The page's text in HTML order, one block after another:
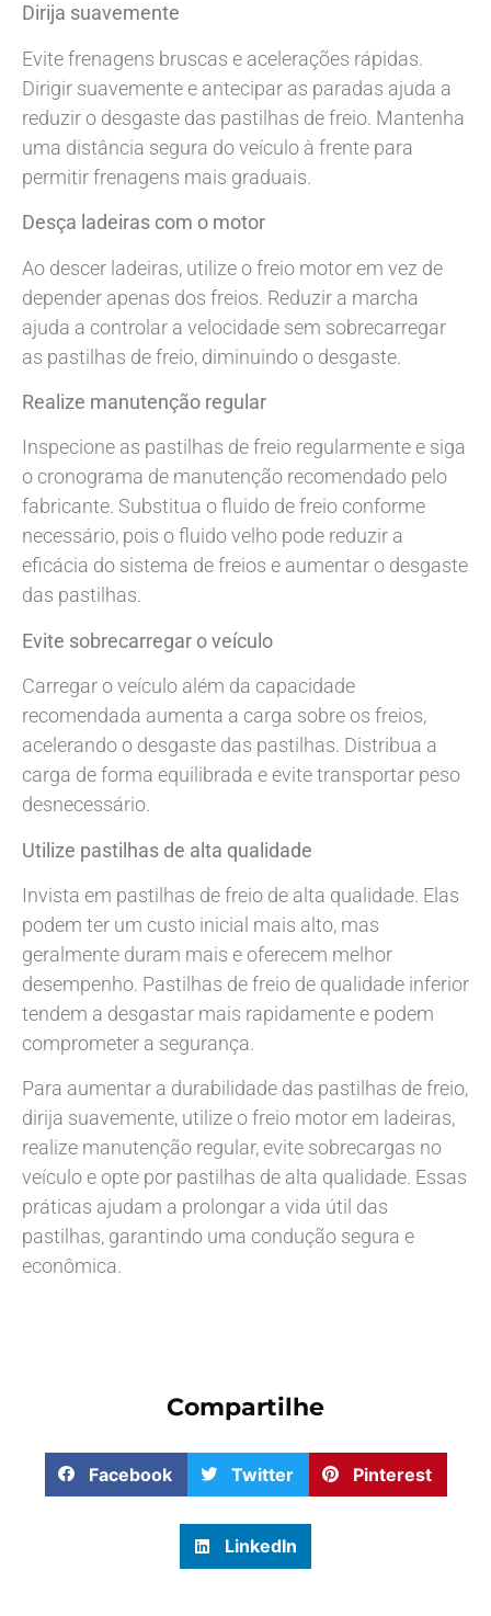
Dirija suavemente
Evite frenagens bruscas e acelerações rápidas.
Dirigir suavemente e antecipar as paradas ajuda a
reduzir o desgaste das pastilhas de freio. Mantenha
uma distância segura do veículo à frente para
permitir frenagens mais graduais.
Desça ladeiras com o motor
Ao descer ladeiras, utilize o freio motor em vez de
depender apenas dos freios. Reduzir a marcha
ajuda a controlar a velocidade sem sobrecarregar
as pastilhas de freio, diminuindo o desgaste.
Realize manutenção regular
Inspecione as pastilhas de freio regularmente e siga
o cronograma de manutenção recomendado pelo
fabricante. Substitua o fluido de freio conforme
necessário, pois o fluido velho pode reduzir a
eficácia do sistema de freios e aumentar o desgaste
das pastilhas.
Evite sobrecarregar o veículo
Carregar o veículo além da capacidade
recomendada aumenta a carga sobre os freios,
acelerando o desgaste das pastilhas. Distribua a
carga de forma equilibrada e evite transportar peso
desnecessário.
Utilize pastilhas de alta qualidade
Invista em pastilhas de freio de alta qualidade. Elas
podem ter um custo inicial mais alto, mas
geralmente duram mais e oferecem melhor
desempenho. Pastilhas de freio de qualidade inferior
tendem a desgastar mais rapidamente e podem
comprometer a segurança.
Para aumentar a durabilidade das pastilhas de freio,
dirija suavemente, utilize o freio motor em ladeiras,
realize manutenção regular, evite sobrecargas no
veículo e opte por pastilhas de alta qualidade. Essas
práticas ajudam a prolongar a vida útil das
pastilhas, garantindo uma condução segura e
econômica.
Compartilhe
Facebook Twitter Pinterest
LinkedIn